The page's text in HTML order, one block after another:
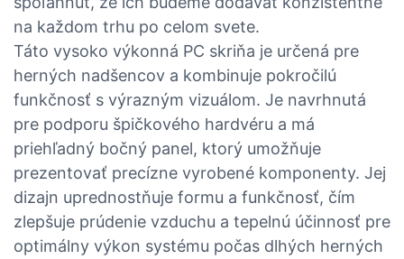
na každom trhu po celom svete.
Táto vysoko výkonná PC skriňa je určená pre
herných nadšencov a kombinuje pokročilú
funkčnosť s výrazným vizuálom. Je navrhnutá
pre podporu špičkového hardvéru a má
priehľadný bočný panel, ktorý umožňuje
prezentovať precízne vyrobené komponenty. Jej
dizajn uprednostňuje formu a funkčnosť, čím
zlepšuje prúdenie vzduchu a tepelnú účinnosť pre
optimálny výkon systému počas dlhých herných